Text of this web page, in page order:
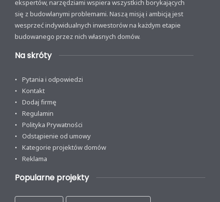
ekspertów, narzędziami wspiera wszystkich borykających
się z budowlanymi problemami. Naszą misją i ambicją jest
wesprzeć indywidualnych inwestorów na każdym etapie
budowanego przez nich własnych domów.
Na skróty
Pytania i odpowiedzi
Kontakt
Dodaj firmę
Regulamin
Polityka Prywatności
Odstąpienie od umowy
Kategorie projektów domów
Reklama
Popularne projekty